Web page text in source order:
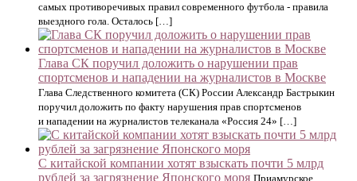
самых противоречивых правил современного футбола - правила
выездного гола. Осталось […]
Глава СК поручил доложить о нарушении прав
спортсменов и нападении на журналистов в Москве
Глава Следственного комитета (СК) России Александр Бастрыкин
поручил доложить по факту нарушения прав спортсменов
и нападении на журналистов телеканала «Россия 24» […]
С китайской компании хотят взыскать почти 5 млрд
рублей за загрязнение Японского моря Приамурское